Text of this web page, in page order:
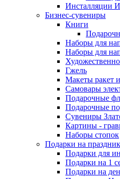
Инсталляции
Бизнес-сувениры
Книги
Наборы для
Наборы для
Гжель
Макеты ракет
Самовары
Подарочные
Подарочные
Сувениры
Картины -
Наборы стопок
Подарки на
Подарки для
Подарки на 1
Подарки на